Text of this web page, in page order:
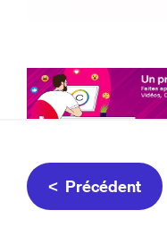
< Précédent